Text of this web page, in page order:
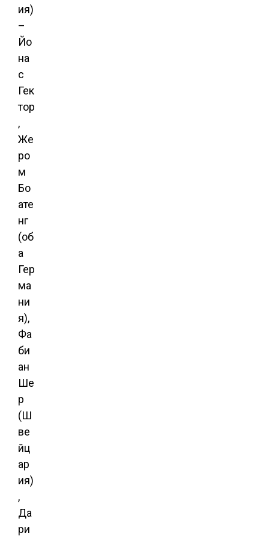
ия)
–
Йо
на
с
Гек
тор
,
Же
ро
м
Бо
ате
нг
(об
а
Гер
ма
ни
я),
Фа
би
ан
Ше
р
(Ш
ве
йц
ар
ия)
,
Да
ри